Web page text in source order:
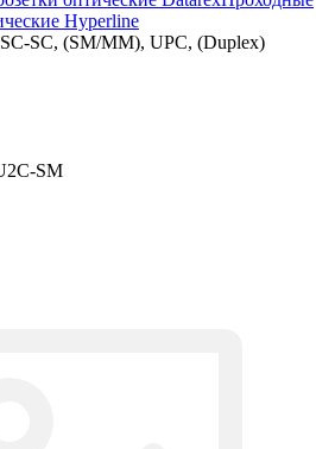
Hyperline
SC, (SM/MM), UPC, (Duplex)
SM